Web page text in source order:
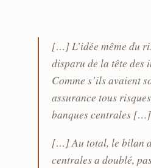
[…] L’idée même du
disparu de la tête des
Comme s’ils avaient
assurance tous
banques centrales […]
[…] Au total, le bilan
centrales a doublé,